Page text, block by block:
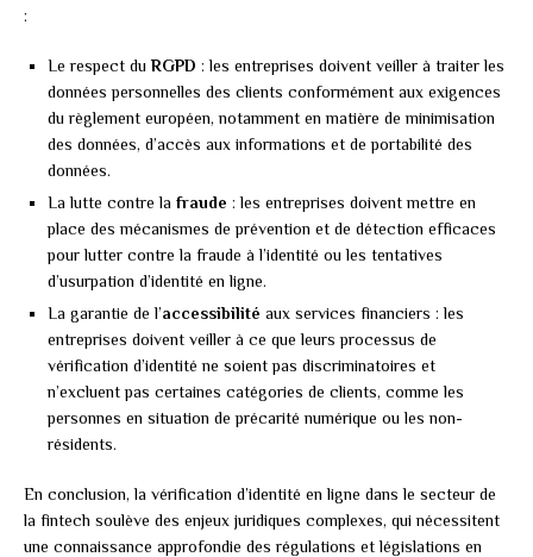
:
Le respect duRGPD : les entreprises doivent veiller à traiter les
données personnelles des clients conformément aux exigences
du règlement européen, notamment en matière de minimisation
des données, d’accès aux informations et de portabilité des
données.
La lutte contre la fraude : les entreprises doivent mettre en
place des mécanismes de prévention et de détection efficaces
pour lutter contre la fraude à l’identité ou les tentatives
d’usurpation d’identité en ligne.
La garantie de l’accessibilité aux services financiers : les
entreprises doivent veiller à ce que leurs processus de
vérification d’identité ne soient pas discriminatoires et
n’excluent pas certaines catégories de clients, comme les
personnes en situation de précarité numérique ou les non-
résidents.
En conclusion, la vérification d’identité en ligne dans le secteur de
la fintech soulève des enjeux juridiques complexes, qui nécessitent
une connaissance approfondie des régulations et législations en